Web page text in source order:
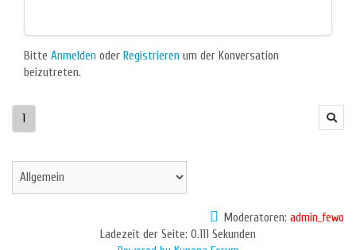
Bitte Anmelden oder Registrieren um der Konversation
beizutreten.
1
Moderatoren: admin_fewo
Ladezeit der Seite: 0.111 Sekunden